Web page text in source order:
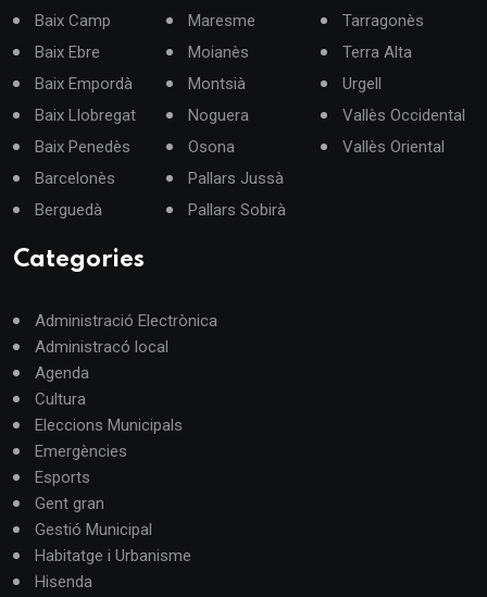
Baix Camp
Baix Ebre
Baix Empordà
Baix Llobregat
Baix Penedès
Barcelonès
Berguedà
Maresme
Moianès
Montsià
Noguera
Osona
Pallars Jussà
Pallars Sobirà
Tarragonès
Terra Alta
Urgell
Vallès Occidental
Vallès Oriental
Categories
Administració Electrònica
Administracó local
Agenda
Cultura
Eleccions Municipals
Emergències
Esports
Gent gran
Gestió Municipal
Habitatge i Urbanisme
Hisenda